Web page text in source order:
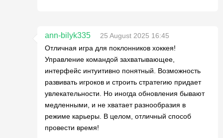
ann-bilyk335
25 August 2025 16:45
Отличная игра для поклонников хоккея!
Управление командой захватывающее,
интерфейс интуитивно понятный. Возможность
развивать игроков и строить стратегию придает
увлекательности. Но иногда обновления бывают
медленными, и не хватает разнообразия в
режиме карьеры. В целом, отличный способ
провести время!